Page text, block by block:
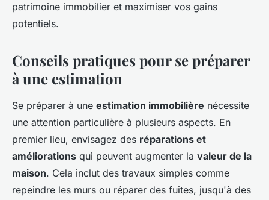
patrimoine immobilier et maximiser vos gains
potentiels.
Conseils pratiques pour se préparer
à une estimation
Se préparer à une estimation immobilière nécessite
une attention particulière à plusieurs aspects. En
premier lieu, envisagez des réparations et
améliorations qui peuvent augmenter la valeur de la
maison. Cela inclut des travaux simples comme
repeindre les murs ou réparer des fuites, jusqu'à des